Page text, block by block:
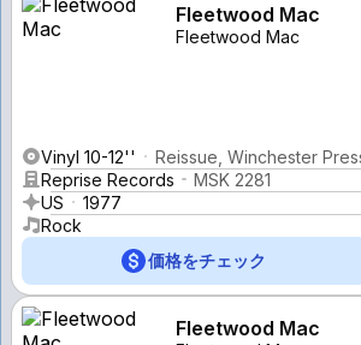
Fleetwood Mac
Fleetwood Mac
Vinyl 10-12''
Reissue, Winchester
Reprise Records
MSK 2281
US
1977
Rock
価格をチェック
Fleetwood Mac